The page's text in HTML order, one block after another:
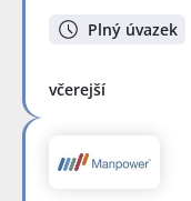
Plný úvazek
včerejší